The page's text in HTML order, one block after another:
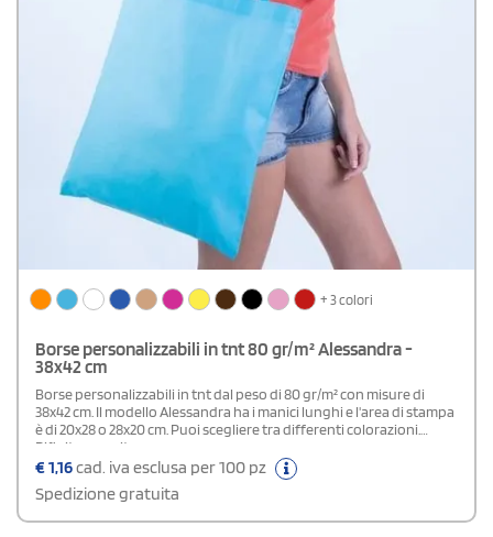
+ 3 colori
Borse personalizzabili in tnt 80 gr/m² Alessandra -
38x42 cm
Borse personalizzabili in tnt dal peso di 80 gr/m² con misure di
38x42 cm. Il modello Alessandra ha i manici lunghi e l'area di stampa
è di 20x28 o 28x20 cm. Puoi scegliere tra differenti colorazioni.
Rifiniture cucite
€1,16cad. iva esclusa per 100 pz
Spedizione gratuita